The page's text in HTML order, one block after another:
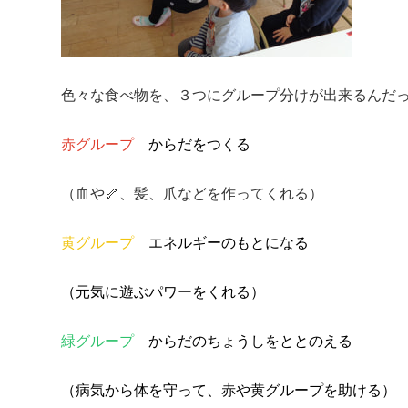
色々な食べ物を、３つにグループ分けが出来るんだ
赤グループからだをつくる
（血や🦴、髪、爪などを作ってくれる）
黄グループ エネルギーのもとになる
（元気に遊ぶパワーをくれる）
緑グループからだのちょうしをととのえる
（病気から体を守って、赤や黄グループを助ける）